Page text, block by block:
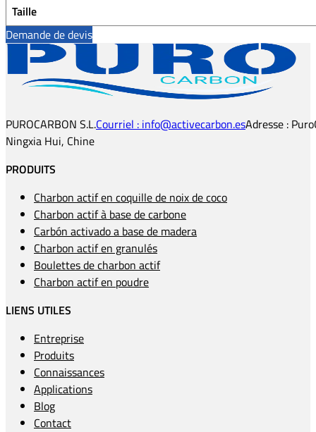
Taille
Demande de devis
PUROCARBON S.L.Courriel : info@activecarbon.esAdresse :
Ningxia Hui, Chine
PRODUITS
Charbon actif en coquille de noix de coco
Charbon actif à base de carbone
Carbón activado a base de madera
Charbon actif en granulés
Boulettes de charbon actif
Charbon actif en poudre
LIENS UTILES
Entreprise
Produits
Connaissances
Applications
Blog
Contact